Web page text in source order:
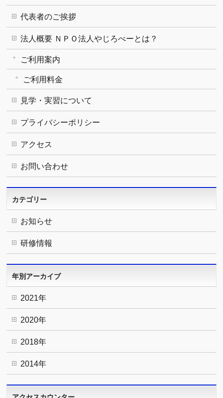
代表者のご挨拶
法人概要 ＮＰＯ法人やじろべーとは？
ご利用案内
ご利用料金
見学・実習について
プライバシーポリシー
アクセス
お問い合わせ
カテゴリー
お知らせ
研修情報
年別アーカイブ
2021年
2020年
2018年
2014年